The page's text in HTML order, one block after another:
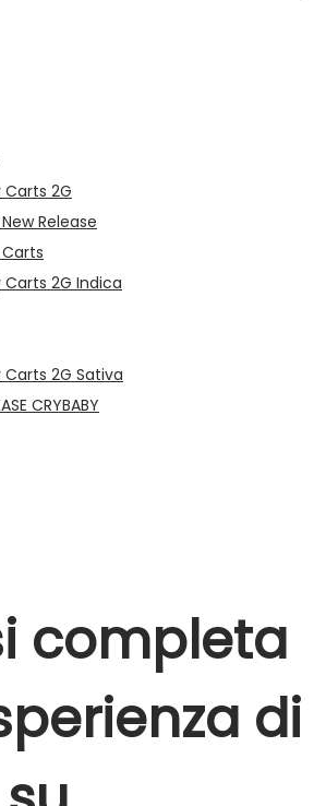
Carts 2G
Release
Carts 2G Indica
Carts 2G Sativa
CRYBABY
completa
di